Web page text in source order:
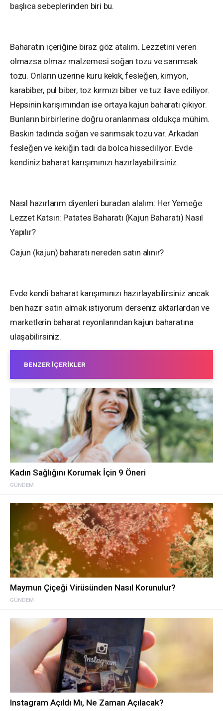
başlıca sebeplerinden biri bu.
Baharatın içeriğine biraz göz atalım. Lezzetini veren
olmazsa olmaz malzemesi soğan tozu ve sarımsak
tozu. Onların üzerine kuru kekik, fesleğen, kimyon,
karabiber, pul biber, toz kırmızı biber ve tuz ilave ediliyor.
Hepsinin karışımından ise ortaya kajun baharatı çıkıyor.
Bunların birbirlerine doğru oranlanması oldukça mühim.
Baskın tadında soğan ve sarımsak tozu var. Arkadan
fesleğen ve kekiğin tadı da bolca hissediliyor. Evde
kendiniz baharat karışımınızı hazırlayabilirsiniz.
Nasıl hazırlarım diyenleri buradan alalım: Her Yemeğe
Lezzet Katsın: Patates Baharatı (Kajun Baharatı) Nasıl
Yapılır?
Cajun (kajun) baharatı nereden satın alınır?
Evde kendi baharat karışımınızı hazırlayabilirsiniz ancak
ben hazır satın almak istiyorum derseniz aktarlardan ve
marketlerin baharat reyonlarından kajun baharatına
ulaşabilirsiniz.
BENZER İÇERIKLER
GÜNDEM
Kadın Sağlığını Korumak İçin 9 Öneri
GÜNDEM
Maymun Çiçeği Virüsünden Nasıl Korunulur?
Instagram Açıldı Mı, Ne Zaman Açılacak?